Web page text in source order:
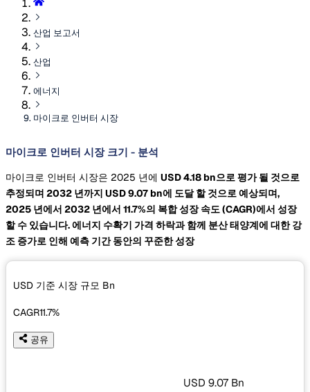
산업 보고서
산업
에너지
마이크로 인버터 시장
마이크로 인버터 시장 크기 - 분석
마이크로 인버터 시장은 2025 년에 USD 4.18 bn으로 평가 될 것으로
추정되며 2032 년까지 USD 9.07 bn에 도달 할 것으로 예상되며,
2025 년에서 2032 년에서 11.7%의 복합 성장 속도(CAGR)에서 성장
할 수 있습니다. 에너지 수확기 가격 하락과 함께 분산 태양계에 대한 강
조 증가로 인해 예측 기간 동안의 꾸준한 성장
USD 기준 시장 규모 Bn
CAGR11.7%
공유
USD 9.07 Bn